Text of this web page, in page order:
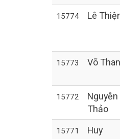
15774 Lê
15773 Võ
15772
Nguyễn
Thảo
15771 Huy